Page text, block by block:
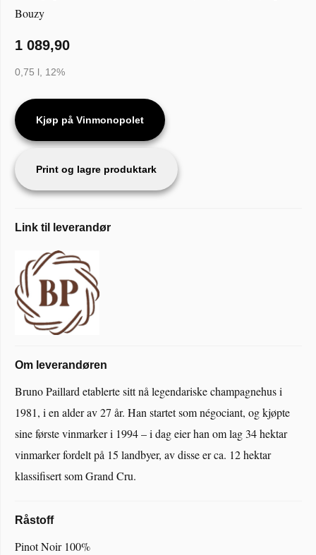
Bouzy
0,75 l, 12%
1 089,90
Kjøp på Vinmonopolet
Print og lagre produktark
Link til leverandør
Om leverandøren
Bruno Paillard etablerte sitt nå legendariske champagnehus i
1981, i en alder av 27 år. Han startet som négociant, og kjøpte
sine første vinmarker i 1994 – i dag eier han om lag 34 hektar
vinmarker fordelt på 15 landbyer, av disse er ca. 12 hektar
klassifisert som Grand Cru.
Råstoff
Pinot Noir 100%